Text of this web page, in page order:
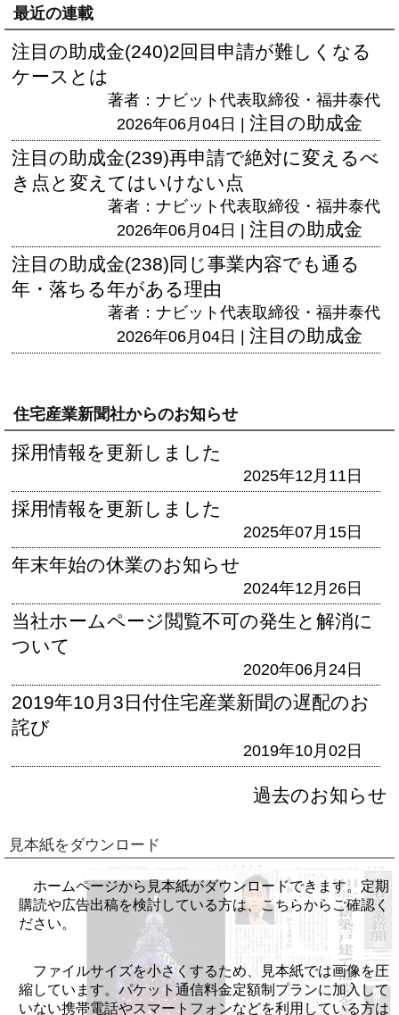
最近の連載
注目の助成金(240)2回目申請が難しくなる
ケースとは
著者：ナビット代表取締役・福井泰代
2026年06月04日 | 注目の助成金
注目の助成金(239)再申請で絶対に変えるべ
き点と変えてはいけない点
著者：ナビット代表取締役・福井泰代
2026年06月04日 | 注目の助成金
注目の助成金(238)同じ事業内容でも通る
年・落ちる年がある理由
著者：ナビット代表取締役・福井泰代
2026年06月04日 | 注目の助成金
住宅産業新聞社からのお知らせ
採用情報を更新しました
2025年12月11日
採用情報を更新しました
2025年07月15日
年末年始の休業のお知らせ
2024年12月26日
当社ホームページ閲覧不可の発生と解消に
ついて
2020年06月24日
2019年10月3日付住宅産業新聞の遅配のお
詫び
2019年10月02日
過去のお知らせ
見本紙をダウンロード
ホームページから見本紙がダウンロードできます。定期
購読や広告出稿を検討している方は、こちらからご確認く
ださい。
ファイルサイズを小さくするため、見本紙では画像を圧
縮しています。パケット通信料金定額制プランに加入して
いない携帯電話やスマートフォンなどを利用している方は